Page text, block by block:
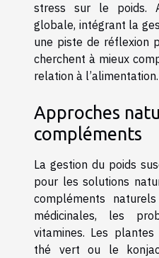
stress sur le poids.
globale, intégrant la
une piste de réflexion
cherchent à mieux
relation à l’alimentation.
Approches
compléments
La gestion du poids
pour les solutions
compléments
médicinales, les
vitamines. Les
thé vert ou le